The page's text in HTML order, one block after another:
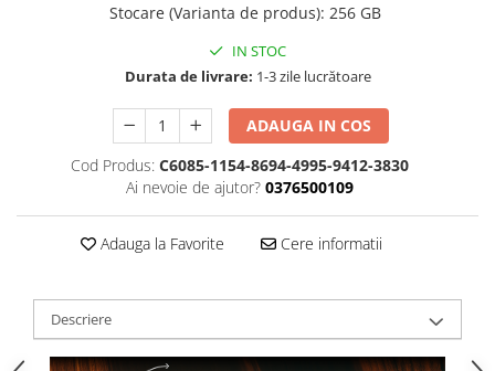
Stocare (Varianta de produs): 256 GB
IN STOC
Durata de livrare: 1-3 zile lucrătoare
ADAUGA IN COS
Cod Produs: C6085-1154-8694-4995-9412-3830
Ai nevoie de ajutor? 0376500109
Adauga la Favorite Cere informatii
Descriere